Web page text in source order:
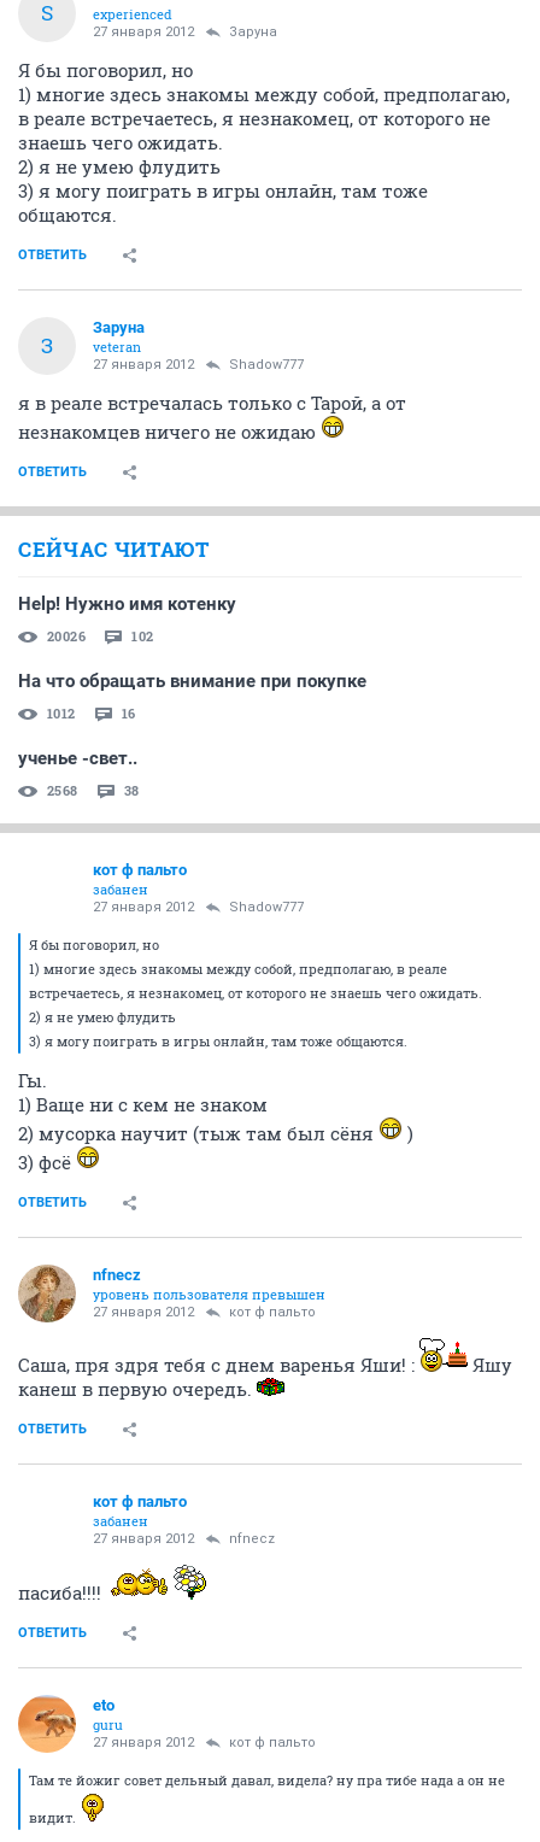
S
experienced
27 января 2012 Заруна
Я бы поговорил, но
1) многие здесь знакомы между собой, предполагаю,
в реале встречаетесь, я незнакомец, от которого не
знаешь чего ожидать.
2) я не умею флудить
3) я могу поиграть в игры онлайн, там тоже
общаются.
ОТВЕТИТЬ
З
Заруна
veteran
27 января 2012 Shadow777
я в реале встречалась только с Тарой, а от
незнакомцев ничего не ожидаю
ОТВЕТИТЬ
СЕЙЧАС ЧИТАЮТ
Help! Нужно имя котенку
20026 102
На что обращать внимание при покупке
1012 16
ученье -свет..
2568 38
кот ф пальто
забанен
27 января 2012 Shadow777
Я бы поговорил, но
1) многие здесь знакомы между собой, предполагаю, в реале
встречаетесь, я незнакомец, от которого не знаешь чего ожидать.
2) я не умею флудить
3) я могу поиграть в игры онлайн, там тоже общаются.
Гы.
1) Ваще ни с кем не знаком
2) мусорка научит (тыж там был сёня
)
3) фсё
ОТВЕТИТЬ
nfnecz
уровень пользователя превышен
27 января 2012 кот ф пальто
Саша, пря здря тебя с днем варенья Яши! :
Яшу
канеш в первую очередь.
ОТВЕТИТЬ
кот ф пальто
забанен
27 января 2012 nfnecz
пасиба!!!!
ОТВЕТИТЬ
eto
guru
27 января 2012 кот ф пальто
Там те йожиг совет дельный давал, видела? ну пра тибе нада а он не
видит.